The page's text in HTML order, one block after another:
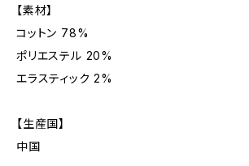
【素材】
コットン 78%
ポリエステル 20%
エラスティック 2%
【生産国】
中国